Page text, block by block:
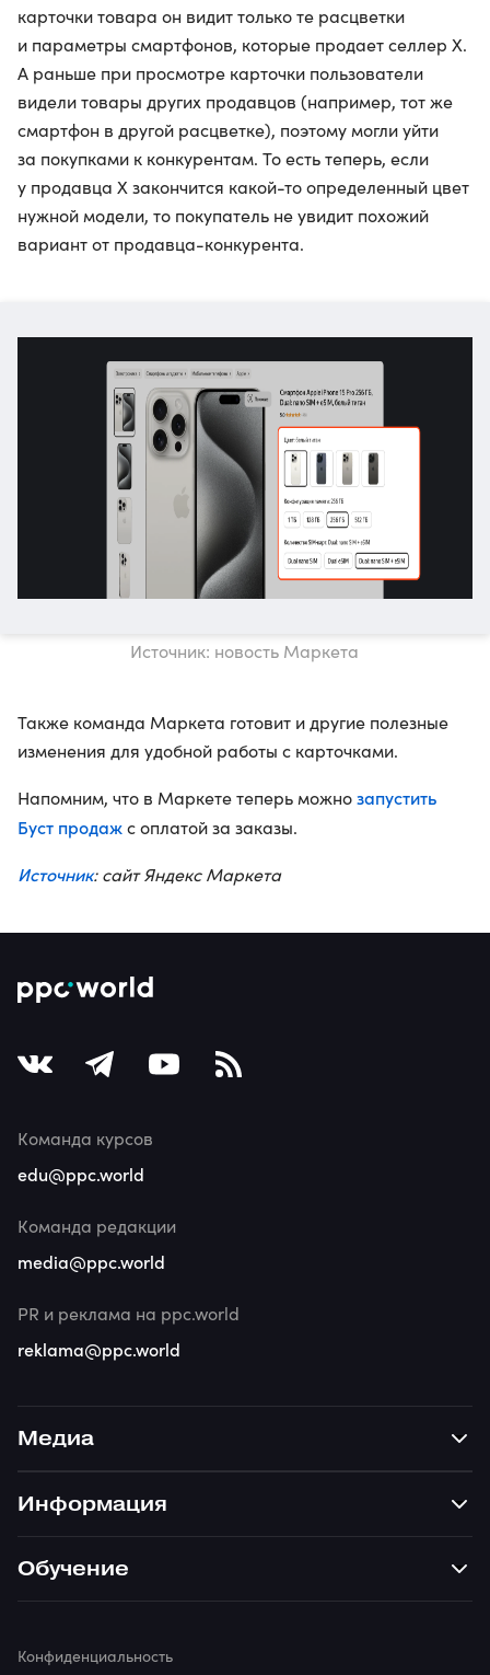
карточки товара он видит только те расцветки
и параметры смартфонов, которые продает селлер Х.
А раньше при просмотре карточки пользователи
видели товары других продавцов (например, тот же
смартфон в другой расцветке), поэтому могли уйти
за покупками к конкурентам. То есть теперь, если
у продавца Х закончится какой-то определенный цвет
нужной модели, то покупатель не увидит похожий
вариант от продавца-конкурента.
Источник: новость Маркета
Также команда Маркета готовит и другие полезные
изменения для удобной работы с карточками.
Напомним, что в Маркете теперь можнозапустить
Буст продажс оплатой за заказы.
Источник: сайт Яндекс Маркета
Медиа
Информация
Обучение
Команда курсов
edu@ppc.world
Команда редакции
media@ppc.world
PR и реклама на ppc.world
reklama@ppc.world
Конфиденциальность